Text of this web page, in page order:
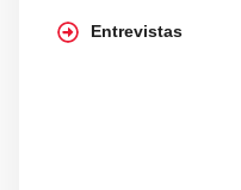
Entrevistas